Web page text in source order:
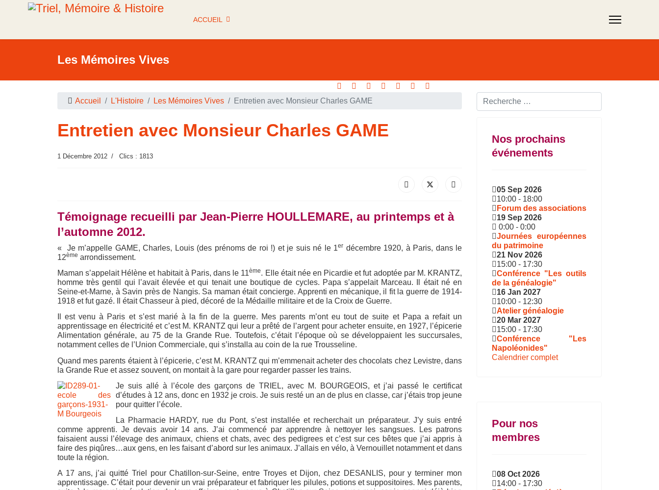
ACCUEIL
Les Mémoires Vives
Accueil L'Histoire Les Mémoires Vives Entretien avec Monsieur Charles GAME
Rechercher ...
Entretien avec Monsieur Charles GAME
1 Décembre 2012 Clics : 1813
Témoignage recueilli par Jean-Pierre HOULLEMARE, au printemps et à
l’automne 2012.
« Je m’appelle GAME, Charles, Louis (des prénoms de roi !) et je suis né le 1er décembre 1920, à Paris, dans le
12ème arrondissement.
Maman s’appelait Hélène et habitait à Paris, dans le 11ème. Elle était née en Picardie et fut adoptée par M. KRANTZ,
homme très gentil qui l’avait élevée et qui tenait une boutique de cycles. Papa s’appelait Marceau. Il était né en
Seine-et-Marne, à Savin près de Nangis. Sa maman était concierge. Apprenti en mécanique, il fit la guerre de 1914-
1918 et fut gazé. Il était Chasseur à pied, décoré de la Médaille militaire et de la Croix de Guerre.
Il est venu à Paris et s’est marié à la fin de la guerre. Mes parents m’ont eu tout de suite et Papa a refait un
apprentissage en électricité et c’est M. KRANTZ qui leur a prêté de l’argent pour acheter ensuite, en 1927, l’épicerie
Alimentation générale, au 75 de la Grande Rue. Toutefois, c’était l’époque où se développaient les succursales,
notamment celles de l’Union Commerciale, qui s’installa au coin de la rue Trousseline.
Quand mes parents étaient à l’épicerie, c’est M. KRANTZ qui m’emmenait acheter des chocolats chez Levistre, dans
la Grande Rue et assez souvent, on montait à la gare pour regarder passer les trains.
Je suis allé à l’école des garçons de TRIEL, avec M. BOURGEOIS, et j’ai passé le certificat
d’études à 12 ans, donc en 1932 je crois. Je suis resté un an de plus en classe, car j’étais trop jeune
pour quitter l’école.
La Pharmacie HARDY, rue du Pont, s’est installée et recherchait un préparateur. J’y suis entré
comme apprenti. Je devais avoir 14 ans. J’ai commencé par apprendre à nettoyer les sangsues. Les patrons
faisaient aussi l’élevage des animaux, chiens et chats, avec des pedigrees et c’est sur ces bêtes que j’ai appris à
faire des piqûres…aux gens, en les faisant d’abord sur les animaux. J’allais en vélo, à Vernouillet notamment et dans
toute la région.
A 17 ans, j’ai quitté Triel pour Chatillon-sur-Seine, entre Troyes et Dijon, chez DESANLIS, pour y terminer mon
apprentissage. C’était pour devenir un vrai préparateur et fabriquer les pilules, potions et suppositoires. Mes parents,
Nos prochains
événements
05 Sep 2026
10:00 - 18:00
Forum des associations
19 Sep 2026
0:00 - 0:00
Journées européennes
du patrimoine
21 Nov 2026
15:00 - 17:30
Conférence "Les outils
de la généalogie"
16 Jan 2027
10:00 - 12:30
Atelier généalogie
20 Mar 2027
15:00 - 17:30
Conférence "Les
Napoléonides"
Calendrier complet
Pour nos
membres
08 Oct 2026
14:00 - 17:30